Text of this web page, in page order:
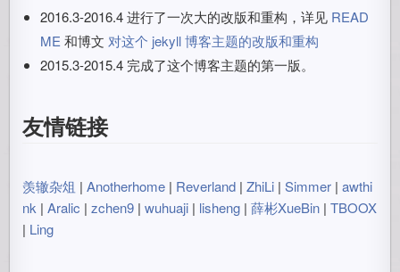
2016.3-2016.4 进行了一次大的改版和重构，详见 READ
ME 和博文 对这个 jekyll 博客主题的改版和重构
2015.3-2015.4 完成了这个博客主题的第一版。
友情链接
羡辙杂俎 |Anotherhome | Reverland |ZhiLi |Simmer |awthi
nk |Aralic |zchen9 |wuhuaji | lisheng |薛彬XueBin |TBOOX
| Ling